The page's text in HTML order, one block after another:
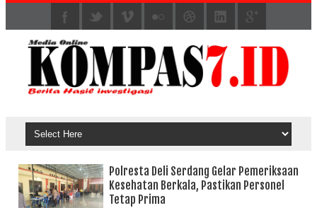
Polresta Deli Serdang Gelar Pemeriksaan
Kesehatan Berkala, Pastikan Personel
Tetap Prima